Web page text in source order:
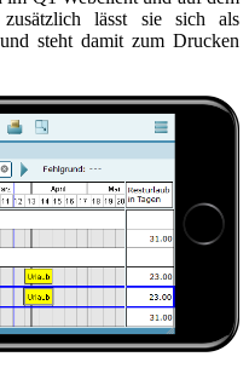
lässt sie sich als
steht damit zum Drucken